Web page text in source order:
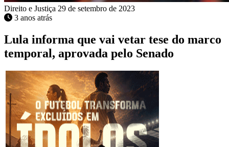
Direito e Justiça 29 de setembro de 2023
3 anos atrás
Lula informa que vai vetar tese do marco
temporal, aprovada pelo Senado